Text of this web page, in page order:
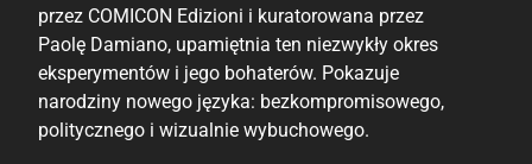
przez COMICON Edizioni i kuratorowana przez
Paolę Damiano, upamiętnia ten niezwykły okres
eksperymentów i jego bohaterów. Pokazuje
narodziny nowego języka: bezkompromisowego,
politycznego i wizualnie wybuchowego.